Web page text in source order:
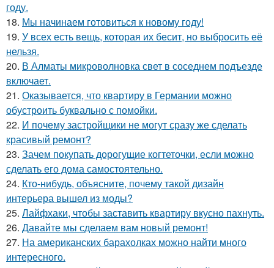
году.
18. Мы начинаем готовиться к новому году!
19. У всех есть вещь, которая их бесит, но выбросить её
нельзя.
20. В Алматы микроволновка свет в соседнем подъезде
включает.
21. Оказывается, что квартиру в Германии можно
обустроить буквально с помойки.
22. И почему застройщики не могут сразу же сделать
красивый ремонт?
23. Зачем покупать дорогущие когтеточки, если можно
сделать его дома самостоятельно.
24. Кто-нибудь, объясните, почему такой дизайн
интерьера вышел из моды?
25. Лайфхаки, чтобы заставить квартиру вкусно пахнуть.
26. Давайте мы сделаем вам новый ремонт!
27. На американских барахолках можно найти много
интересного.